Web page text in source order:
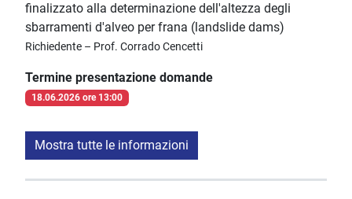
finalizzato alla determinazione dell'altezza degli
sbarramenti d'alveo per frana (landslide dams)
Richiedente – Prof. Corrado Cencetti
Termine presentazione domande
18.06.2026 ore 13:00
Mostra tutte le informazioni